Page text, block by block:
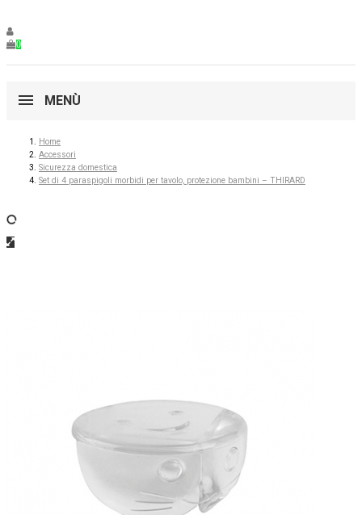
0
MENÙ
Home
Accessori
Sicurezza domestica
Set di 4 paraspigoli morbidi per tavolo, protezione bambini – THIRARD